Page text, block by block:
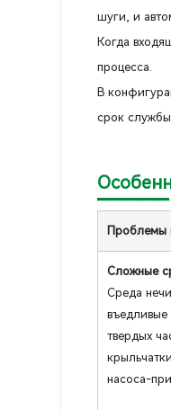
шуги, и
Когда
процесса.
В
срок
Проблемы
Сложные
Среда
твердых
насоса-